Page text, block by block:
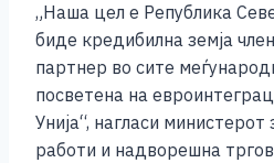
„Наша цел е Република
биде кредибилна земја
партнер во сите
посветена на
Унија“, нагласи
работи и надворешна